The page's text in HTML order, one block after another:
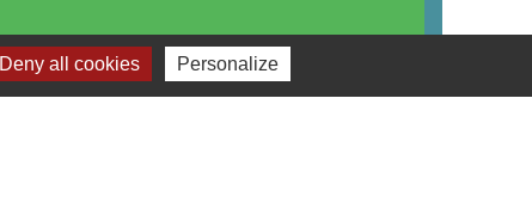
Deny all cookies Personalize